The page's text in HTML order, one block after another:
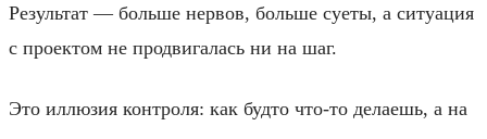
Результат — больше нервов, больше суеты, а ситуация
с проектом не продвигалась ни на шаг.
Это иллюзия контроля: как будто что‑то делаешь, а на